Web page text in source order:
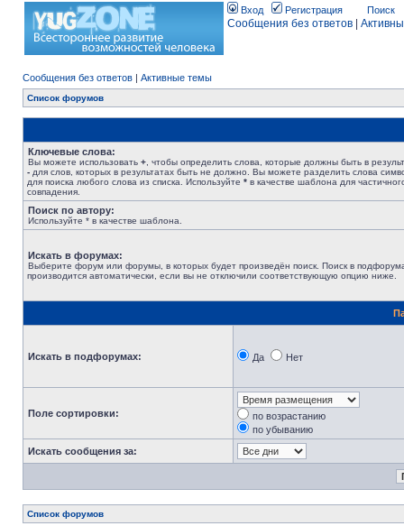
Вход Регистрация Поиск
Сообщения без ответов
Сообщения без ответов | Активные темы
Список форумов
Ключевые слова:
Вы можете использовать + , чтобы определить слова, которые должны быть в
- для слов, которых в результатах быть не должно. Вы можете разделить слова
для поиска любого слова из списка. Используйте * в качестве шаблона для
совпадения.
Поиск по автору:
Используйте * в качестве шаблона.
Искать в форумах:
Выберите форум или форумы, в которых будет произведён поиск. Поиск в
производится автоматически, если вы не отключили соответствующую опцию ниже.
Искать в подфорумах: Да Нет
Поле сортировки:
по возрастанию
по убыванию
Искать сообщения за:
Список форумов